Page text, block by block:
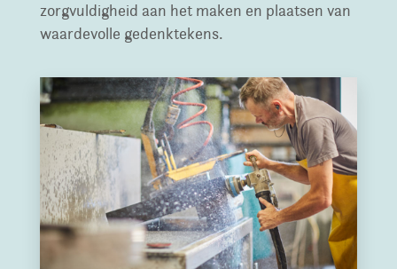
zorgvuldigheid aan het maken en plaatsen van
waardevolle gedenktekens.